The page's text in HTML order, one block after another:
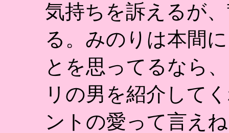
気持ちを訴えるが
る。みのりは本間
とを思ってるなら
リの男を紹介して
ントの愛って言え